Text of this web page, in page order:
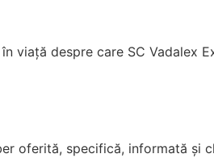
viață despre care SC Vadalex
oferită, specifică, informată și